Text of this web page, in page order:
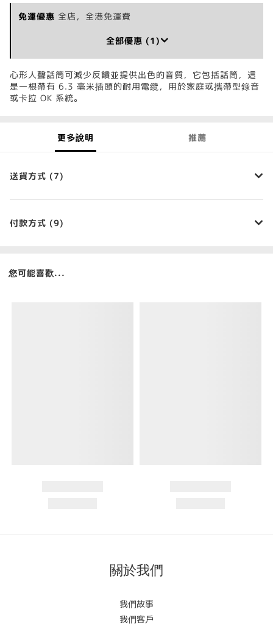
免運優惠 全店，全港免運費
全部優惠 (1)
心形人聲話筒可減少反饋並提供出色的音質，它包括話筒，這
是一根帶有 6.3 毫米插頭的耐用電纜，用於家庭或攜帶型錄音
或卡拉 OK 系統。
更多說明 推薦
送貨方式 (7)
付款方式 (9)
您可能喜歡...
關於我們
我們故事
我們客戶